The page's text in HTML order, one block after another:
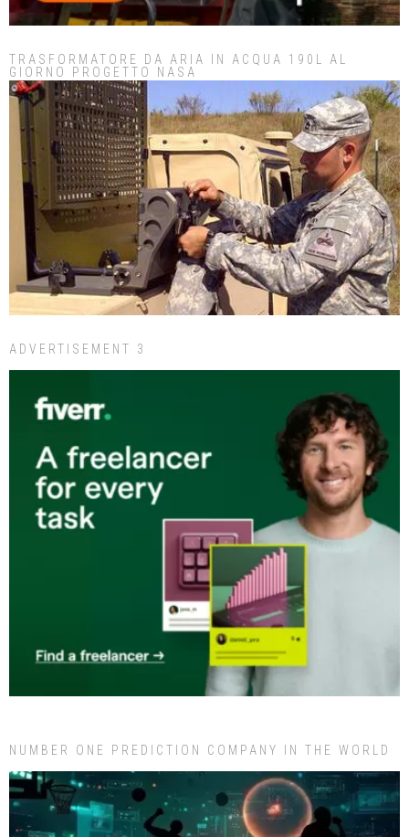
TRASFORMATORE DA ARIA IN ACQUA 190L AL
GIORNO PROGETTO NASA
ADVERTISEMENT 3
NUMBER ONE PREDICTION COMPANY IN THE WORLD